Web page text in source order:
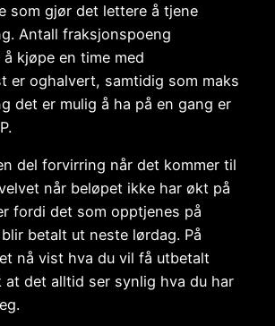
som gjør det lettere å tjene
Antall fraksjonspoeng
kjøpe en time med
er oghalvert, samtidig som maks
det er mulig å ha på en gang er
del forvirring når det kommer til
når beløpet ikke har økt på
fordi det som opptjenes på
betalt ut neste lørdag. På
nå vist hva du vil få utbetalt
at det alltid ser synlig hva du har